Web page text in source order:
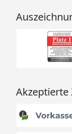
Akzeptierte